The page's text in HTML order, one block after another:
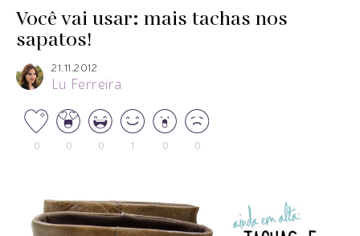
Você vai usar: mais tachas nos
sapatos!
21.11.2012
Lu Ferreira
0 0 0 1 0 0